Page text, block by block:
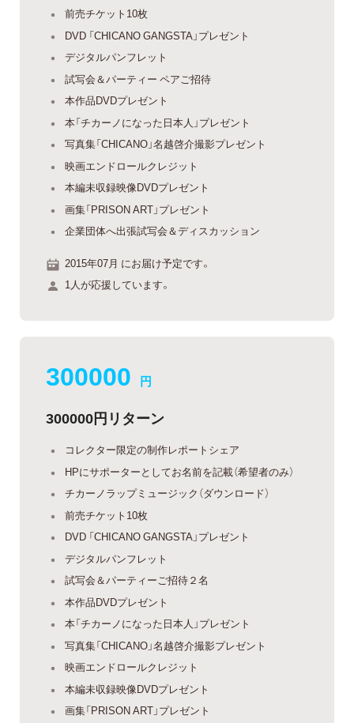
前売チケット10枚
DVD 「CHICANO GANGSTA」プレゼント
デジタルパンフレット
試写会＆パーティー ペアご招待
本作品DVDプレゼント
本「チカーノになった日本人」プレゼント
写真集「CHICANO」名越啓介撮影プレゼント
映画エンドロールクレジット
本編未収録映像DVDプレゼント
画集「PRISON ART」プレゼント
企業団体へ出張試写会＆ディスカッション
2015年07月 にお届け予定です。
1人が応援しています。
300000 円
300000円リターン
コレクター限定の制作レポートシェア
HPにサポーターとしてお名前を記載（希望者のみ）
チカーノラップミュージック（ダウンロード）
前売チケット10枚
DVD 「CHICANO GANGSTA」プレゼント
デジタルパンフレット
試写会＆パーティーご招待２名
本作品DVDプレゼント
本「チカーノになった日本人」プレゼント
写真集「CHICANO」名越啓介撮影プレゼント
映画エンドロールクレジット
本編未収録映像DVDプレゼント
画集「PRISON ART」プレゼント